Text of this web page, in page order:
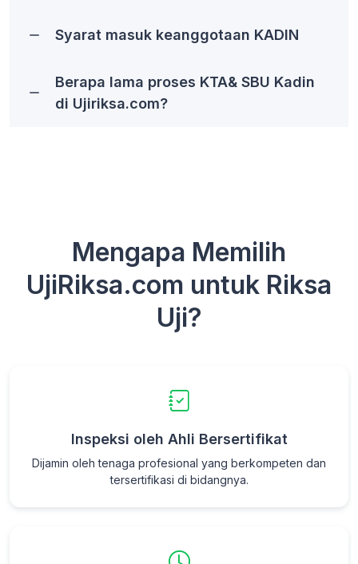
Syarat masuk keanggotaan KADIN
Berapa lama proses KTA& SBU Kadin
di Ujiriksa.com?
Mengapa Memilih
UjiRiksa.com untuk Riksa
Uji?
Inspeksi oleh Ahli Bersertifikat
Dijamin oleh tenaga profesional yang berkompeten dan
tersertifikasi di bidangnya.